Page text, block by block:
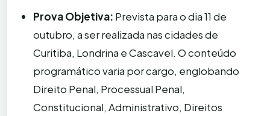
Prova Objetiva: Prevista para o dia 11 de
outubro, a ser realizada nas cidades de
Curitiba, Londrina e Cascavel. O conteúdo
programático varia por cargo, englobando
Direito Penal, Processual Penal,
Constitucional, Administrativo, Direitos